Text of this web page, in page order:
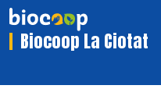
Biocoop La Ciotat